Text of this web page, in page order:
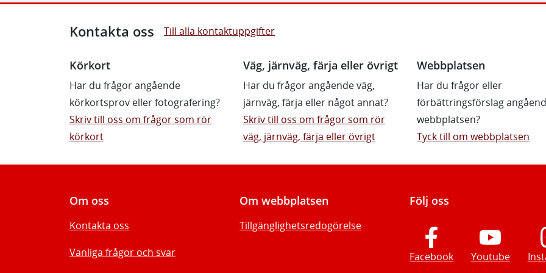
Kontakta oss Till alla kontaktuppgifter
Körkort
Har du frågor angående
körkortsprov eller fotografering?
Skriv till oss om frågor som rör
körkort
Väg, järnväg, färja eller övrigt
Har du frågor angående väg,
järnväg, färja eller något annat?
Skriv till oss om frågor som rör
väg, järnväg, färja eller övrigt
Webbplatsen
Har du frågor eller
förbättringsförslag
webbplatsen?
Tyck till om webbplatsen
Om oss
Kontakta oss
Vanliga frågor och svar
Om webbplatsen
Tillgänglighetsredogörelse
Följ oss
Facebook Youtube